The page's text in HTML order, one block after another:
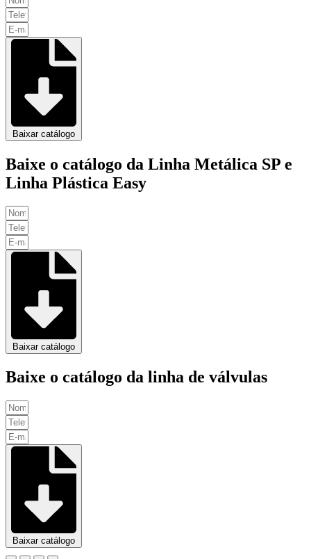
Baixar catálogo
Baixe o catálogo da Linha Metálica SP e
Linha Plástica Easy
Baixar catálogo
Baixe o catálogo da linha de válvulas
Baixar catálogo